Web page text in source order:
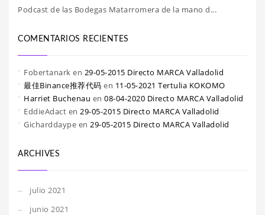
Podcast de las Bodegas Matarromera de la mano d...
COMENTARIOS RECIENTES
Fobertanark en 29-05-2015 Directo MARCA Valladolid
最佳Binance推荐代码 en 11-05-2021 Tertulia KOKOMO
Harriet Buchenau en 08-04-2020 Directo MARCA Valladolid
EddieAdact en 29-05-2015 Directo MARCA Valladolid
Gicharddaype en 29-05-2015 Directo MARCA Valladolid
ARCHIVES
julio 2021
junio 2021